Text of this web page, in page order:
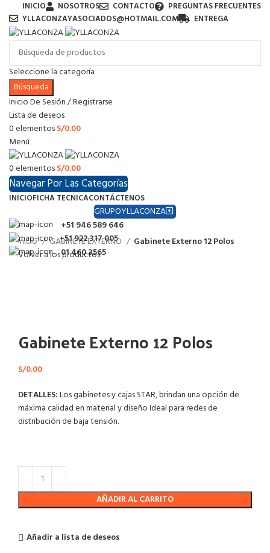
INICIO NOSOTROS CONTACTO
PREGUNTAS FRECUENTES
YLLACONZAYASOCIADOS@HOTMAIL.COM
ENTREGA
Seleccione la categoría
Búsqueda
Inicio De Sesión / Registrarse
Lista de deseos
0elementosS/0.00
Menú
0elementosS/0.00
Navegar Por Las Categorías
INICIOFICHA TECNICACONTÁCTENOS
GRUPOYLLACONZA
+51 946 589 646
+51 922 317 005
01 460 3565
Inicio GABINETE EXTERNO
Gabinete Externo 12 Polos
Volver a los productos
Gabinete Externo 12 Polos
S/0.00
DETALLES:Los gabinetes y cajas STAR, brindan una opción de
máxima calidad en material y diseño Ideal para redes de
distribución de baja tensión.
AÑADIR AL CARRITO
Añadir a lista de deseos